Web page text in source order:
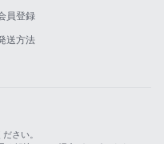
員登録
送方法
さい。